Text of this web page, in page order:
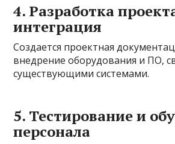
4. Разработка
интеграция
Создается проектная
внедрение оборудования и ПО,
существующими системами.
5. Тестирование и
персонала